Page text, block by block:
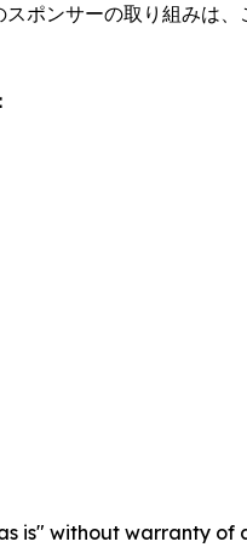
ポンサーの取り組みは
is" without warranty